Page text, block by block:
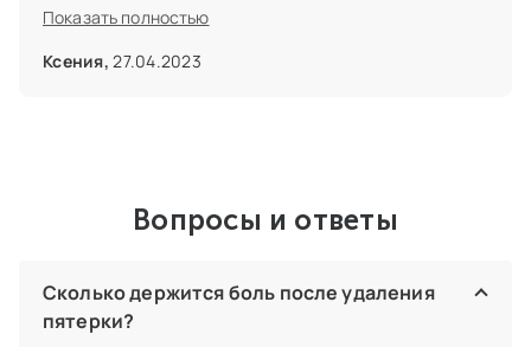
Показать полностью
Ксения, 27.04.2023
Вопросы и ответы
Сколько держится боль после удаления
пятерки?